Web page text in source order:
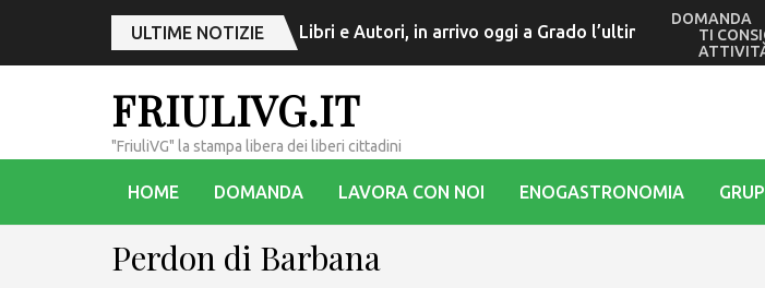
ULTIME NOTIZIE Libri e Autori, in arrivo oggi a Grado l’ultimo giallo di
DOMANDA
TI
FRIULIVG.IT
"FriuliVG" la stampa libera dei liberi cittadini
HOME DOMANDA LAVORA CON NOI ENOGASTRONOMIA
Perdon di Barbana